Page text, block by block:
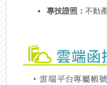
專技證照： 不動